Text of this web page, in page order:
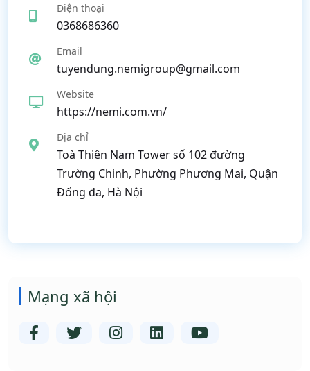
Điện thoại
0368686360
Email
tuyendung.nemigroup@gmail.com
Website
https://nemi.com.vn/
Địa chỉ
Toà Thiên Nam Tower số 102 đường
Trường Chinh, Phường Phương Mai, Quận
Đống đa, Hà Nội
Mạng xã hội